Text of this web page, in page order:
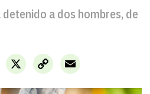
a dos hombres, de
X
Copy
Link
Email